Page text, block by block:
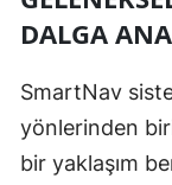
DALGA
SmartNav
yönlerinden
bir yaklaşım